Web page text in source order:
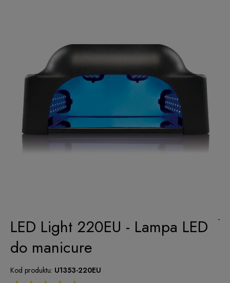
-
LED Light 220EU - Lampa LED
do manicure
Kod produktu: U1353-220EU